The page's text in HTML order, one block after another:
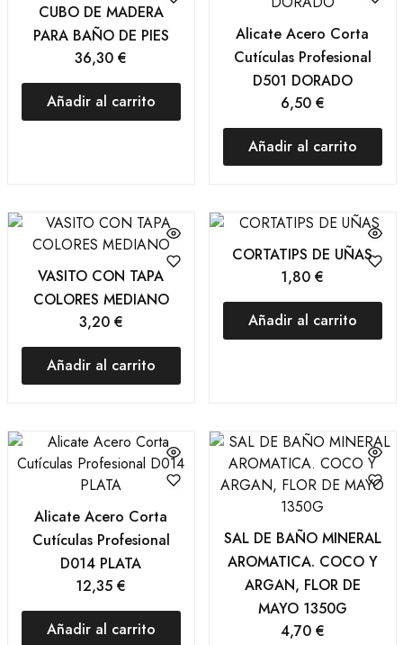
CUBO DE MADERA
PARA BAÑO DE PIES
36,30 €
Añadir al carrito
Alicate Acero Corta
Cutículas Profesional
D501 DORADO
6,50 €
Añadir al carrito
VASITO CON TAPA
COLORES MEDIANO
3,20 €
Añadir al carrito
CORTATIPS DE UÑAS
1,80 €
Añadir al carrito
Alicate Acero Corta
Cutículas Profesional
D014 PLATA
12,35 €
Añadir al carrito
SAL DE BAÑO MINERAL
AROMATICA. COCO Y
ARGAN, FLOR DE
MAYO 1350G
4,70 €